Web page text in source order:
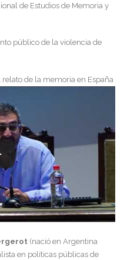
de Estudios de Memoria y
público de la violencia de
relato de la memoria en España
(nació en Argentina
en políticas públicas de